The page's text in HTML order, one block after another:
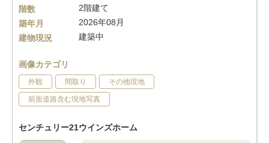
階数
2階建て
築年月
2026年08月
建物現況
建築中
画像カテゴリ
外観 間取り その他現地
前面道路含む現地写真
センチュリー21ウインズホーム